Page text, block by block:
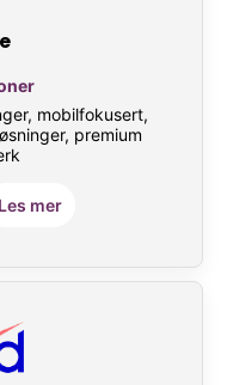
mobilfokusert,
premium
Les mer